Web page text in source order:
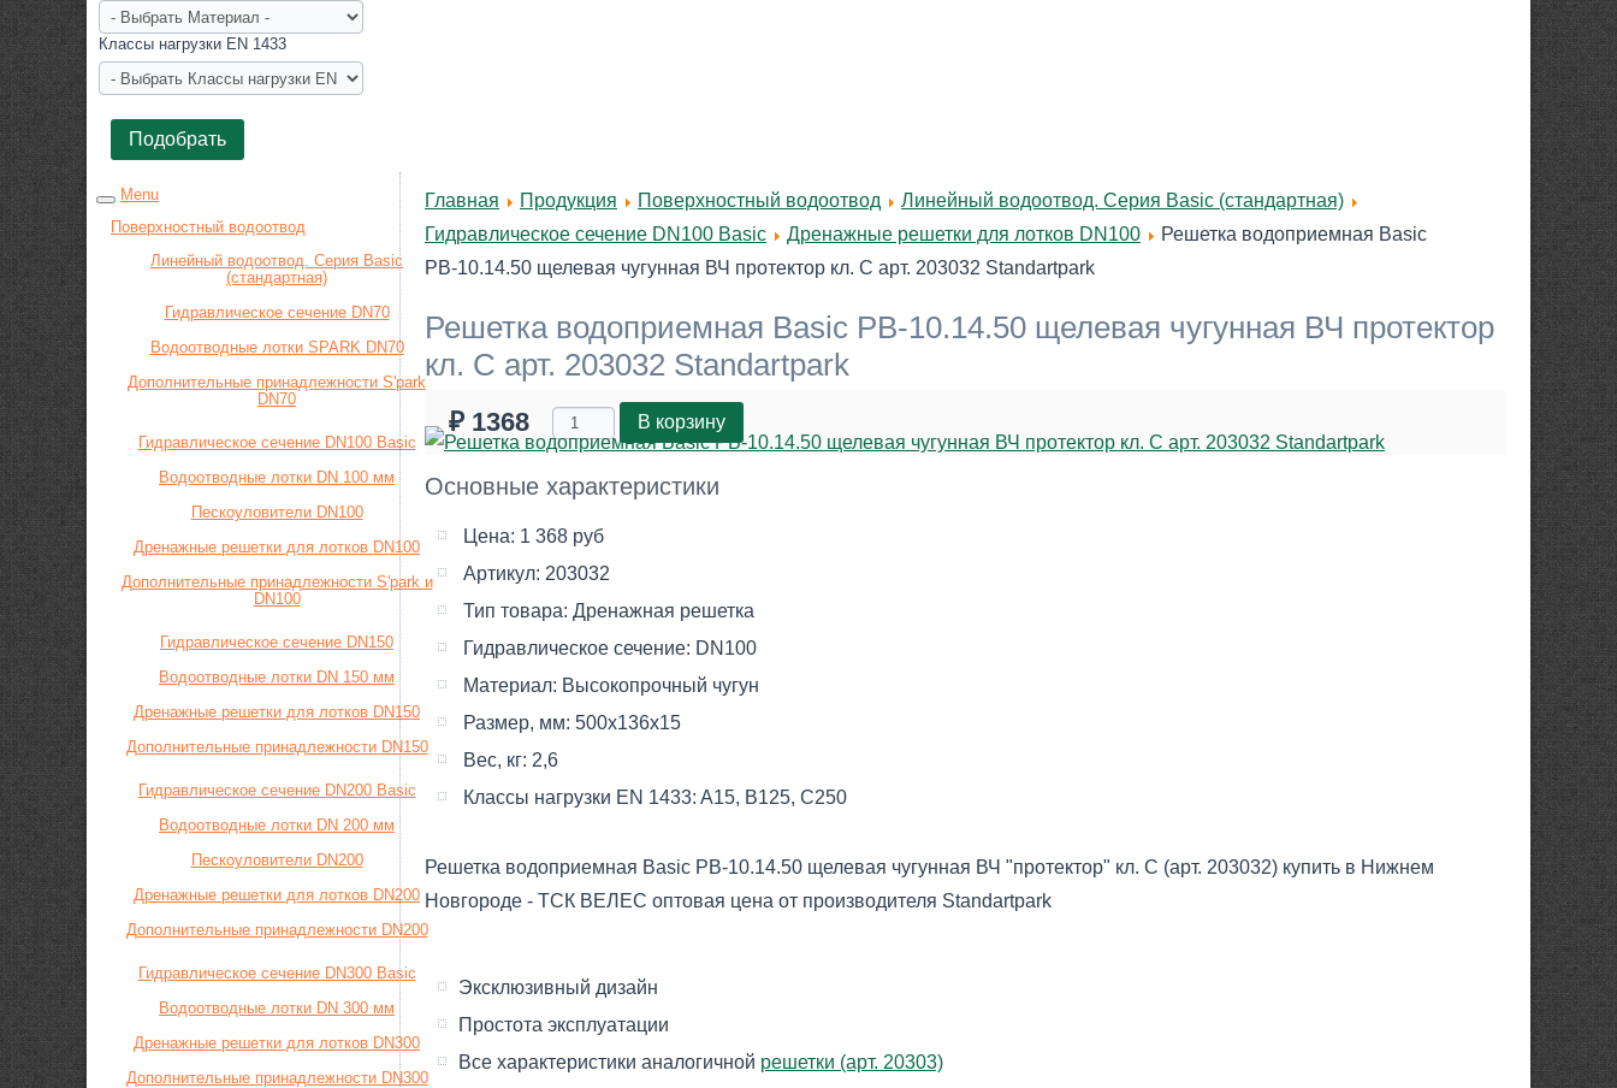
Класcы нагрузки EN 1433
Menu
Поверхностный водоотвод
Линейный водоотвод. Серия Basic
(стандартная)
Гидравлическое сечение DN70
Водоотводные лотки SPARK DN70
Дополнительные принадлежности S'park
DN70
Гидравлическое сечение DN100 Basic
Водоотводные лотки DN 100 мм
Пескоуловители DN100
Дренажные решетки для лотков DN100
Дополнительные принадлежности S'park и
DN100
Гидравлическое сечение DN150
Водоотводные лотки DN 150 мм
Дренажные решетки для лотков DN150
Дополнительные принадлежности DN150
Гидравлическое сечение DN200 Basic
Водоотводные лотки DN 200 мм
Пескоуловители DN200
Дренажные решетки для лотков DN200
Дополнительные принадлежности DN200
Гидравлическое сечение DN300 Basic
Водоотводные лотки DN 300 мм
Дренажные решетки для лотков DN300
Дополнительные принадлежности DN300
Главная Продукция Поверхностный водоотвод
Линейный водоотвод. Серия Basic (стандартная)
Гидравлическое сечение DN100 Basic
Дренажные решетки для лотков DN100
Решетка водоприемная Basic
РВ-10.14.50 щелевая чугунная ВЧ протектор кл. С арт. 203032 Standartpark
Решетка водоприемная Basic РВ-10.14.50 щелевая чугунная ВЧ протектор
кл. С арт. 203032 Standartpark
₽ 1368
Основные характеристики
Цена: 1 368 руб
Артикул: 203032
Тип товара: Дренажная решетка
Гидравлическое сечение: DN100
Материал: Высокопрочный чугун
Размер, мм: 500x136x15
Вес, кг: 2,6
Класcы нагрузки EN 1433: A15, B125, C250
Решетка водоприемная Basic РВ-10.14.50 щелевая чугунная ВЧ "протектор" кл. С (арт. 203032) купить в Нижнем
Новгороде - ТСК ВЕЛЕС оптовая цена от производителя Standartpark
Эксклюзивный дизайн
Простота эксплуатации
Все характеристики аналогичной решетки (арт. 20303)